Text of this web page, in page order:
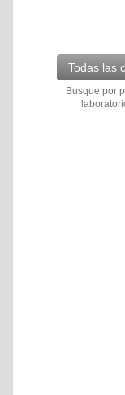
Todas las
Busque por